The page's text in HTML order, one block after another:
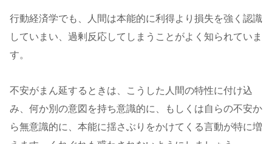
行動経済学でも、人間は本能的に利得より損失を強く認識
していまい、過剰反応してしまうことがよく知られていま
す。
不安がまん延するときは、こうした人間の特性に付け込
み、何か別の意図を持ち意識的に、もしくは自らの不安か
ら無意識的に、本能に揺さぶりをかけてくる言動が特に増